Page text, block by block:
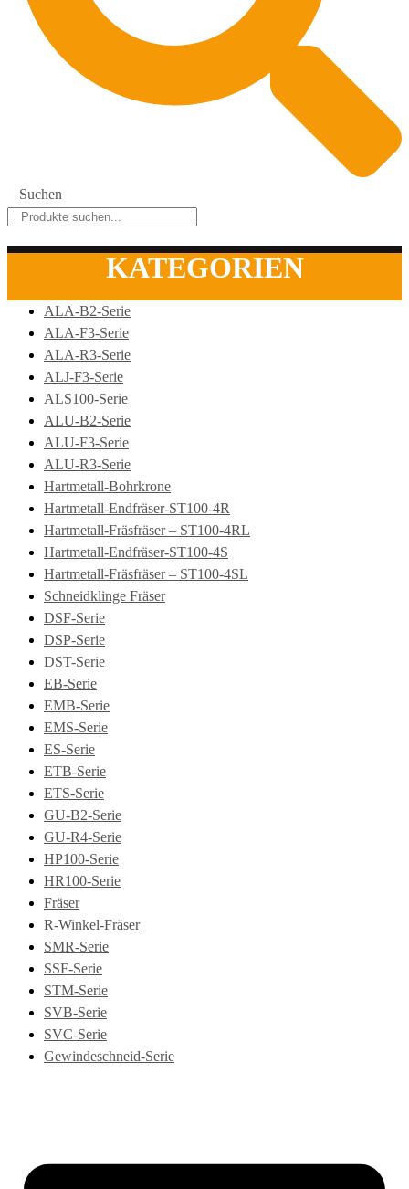
Suchen
KATEGORIEN
ALA-B2-Serie
ALA-F3-Serie
ALA-R3-Serie
ALJ-F3-Serie
ALS100-Serie
ALU-B2-Serie
ALU-F3-Serie
ALU-R3-Serie
Hartmetall-Bohrkrone
Hartmetall-Endfräser-ST100-4R
Hartmetall-Fräsfräser – ST100-4RL
Hartmetall-Endfräser-ST100-4S
Hartmetall-Fräsfräser – ST100-4SL
Schneidklinge Fräser
DSF-Serie
DSP-Serie
DST-Serie
EB-Serie
EMB-Serie
EMS-Serie
ES-Serie
ETB-Serie
ETS-Serie
GU-B2-Serie
GU-R4-Serie
HP100-Serie
HR100-Serie
Fräser
R-Winkel-Fräser
SMR-Serie
SSF-Serie
STM-Serie
SVB-Serie
SVC-Serie
Gewindeschneid-Serie